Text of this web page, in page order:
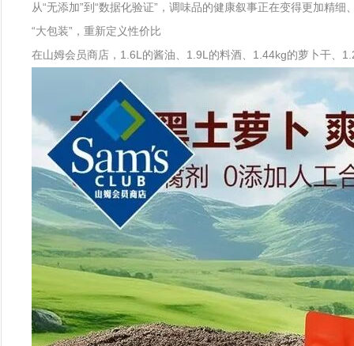
从“无添加”到“数据化验证”，调味品的健康叙事正在变得更加精
“大包装”，重新定义性价比
在山姆会员商店，1.6L的酱油、1.9L的料酒、1.44kg的萝卜干、